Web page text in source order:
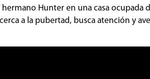
Hunter en una casa ocupada
a la pubertad, busca atención y